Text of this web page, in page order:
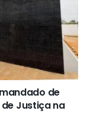
de
Justiça na